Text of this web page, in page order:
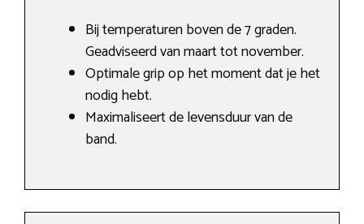
Bij temperaturen boven de 7 graden.
Geadviseerd van maart tot november.
Optimale grip op het moment dat je het
nodig hebt.
Maximaliseert de levensduur van de
band.